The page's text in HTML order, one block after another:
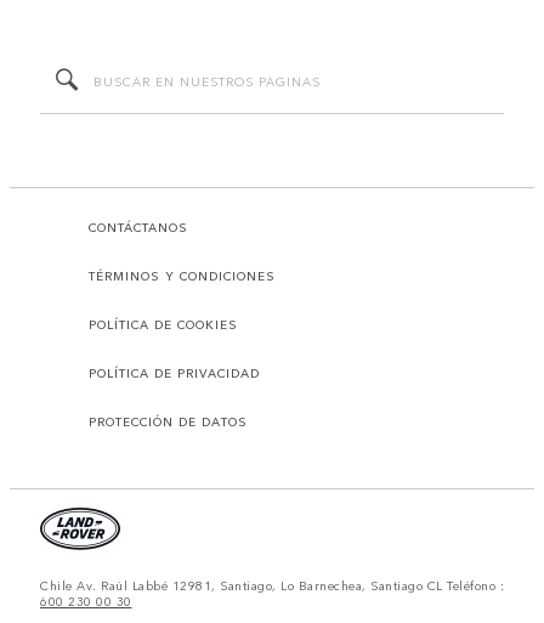
CONTÁCTANOS
TÉRMINOS Y CONDICIONES
POLÍTICA DE COOKIES
POLÍTICA DE PRIVACIDAD
PROTECCIÓN DE DATOS
Chile Av. Raúl Labbé 12981, Santiago, Lo Barnechea, Santiago CL Teléfono :
600 230 00 30